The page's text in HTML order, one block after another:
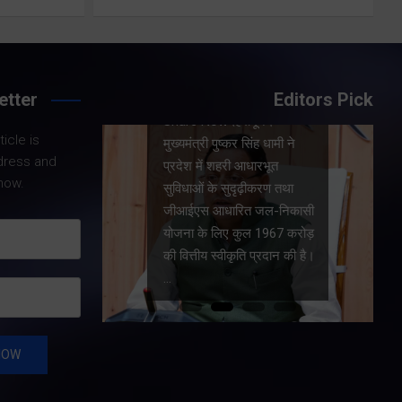
is
and
Editors Pick
के
की
Share Nowदेहरादून।
मुख्यमंत्री पुष्कर सिंह धामी ने
प्रदेश में शहरी आधारभूत
सुविधाओं के सुदृढ़ीकरण तथा
जीआईएस आधारित जल-निकासी
योजना के लिए कुल 1967 करोड़
की वित्तीय स्वीकृति प्रदान की है।
…